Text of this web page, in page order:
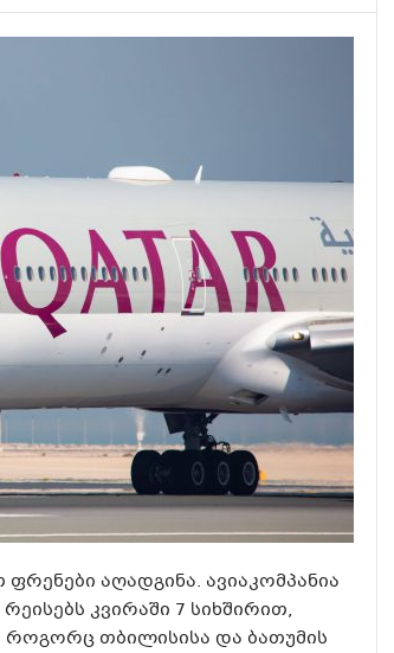
აღადგინა. ავიაკომპანია
კვირაში 7 სიხშირით,
თბილისისა და ბათუმის